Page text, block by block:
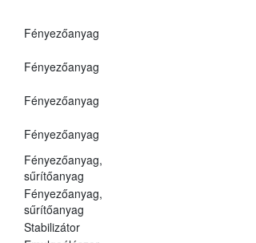
Fényezőanyag
Fényezőanyag
Fényezőanyag
Fényezőanyag
Fényezőanyag,
sűrítőanyag
Fényezőanyag,
sűrítőanyag
Stabilizátor